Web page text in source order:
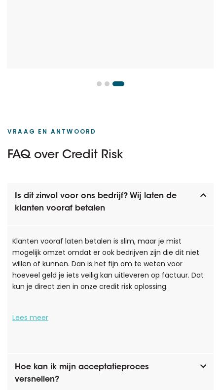
VRAAG EN ANTWOORD
FAQ over Credit Risk
Is dit zinvol voor ons bedrijf? Wij laten de
klanten vooraf betalen
Klanten vooraf laten betalen is slim, maar je mist
mogelijk omzet omdat er ook bedrijven zijn die dit niet
willen of kunnen. Dan is het fijn om te weten voor
hoeveel geld je iets veilig kan uitleveren op factuur. Dat
kun je direct zien in onze credit risk oplossing.
Lees meer
Hoe kan ik mijn acceptatieproces
versnellen?